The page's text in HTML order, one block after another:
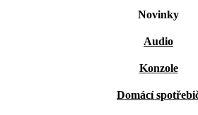
Novinky
Audio
Konzole
Domácí